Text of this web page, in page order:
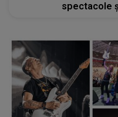
spectacole